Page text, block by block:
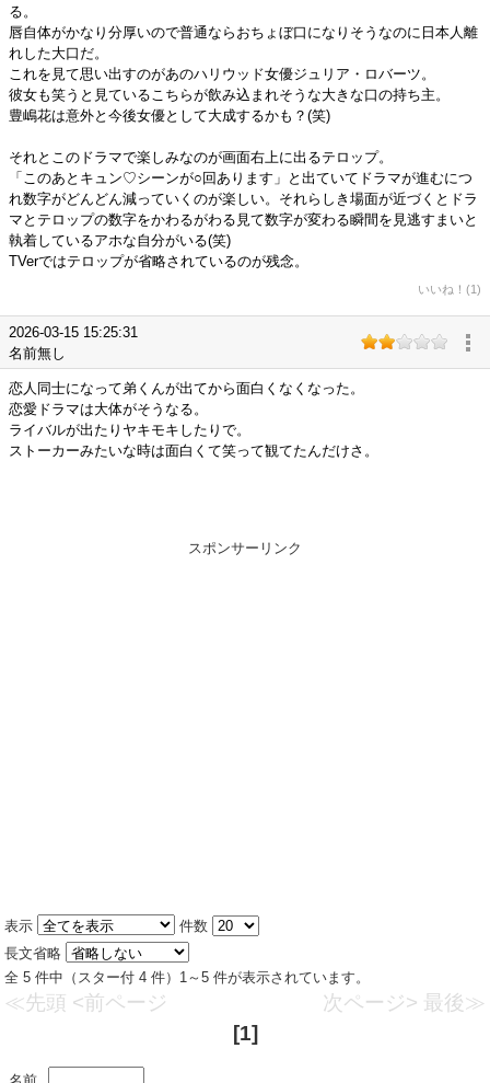
る。
唇自体がかなり分厚いので普通ならおちょぼ口になりそうなのに日本人離
れした大口だ。
これを見て思い出すのがあのハリウッド女優ジュリア・ロバーツ。
彼女も笑うと見ているこちらが飲み込まれそうな大きな口の持ち主。
豊嶋花は意外と今後女優として大成するかも？(笑)
それとこのドラマで楽しみなのが画面右上に出るテロップ。
「このあとキュン♡シーンが○回あります」と出ていてドラマが進むにつ
れ数字がどんどん減っていくのが楽しい。それらしき場面が近づくとドラ
マとテロップの数字をかわるがわる見て数字が変わる瞬間を見逃すまいと
執着しているアホな自分がいる(笑)
TVerではテロップが省略されているのが残念。
いいね！(1)
2026-03-15 15:25:31
名前無し
恋人同士になって弟くんが出てから面白くなくなった。
恋愛ドラマは大体がそうなる。
ライバルが出たりヤキモキしたりで。
ストーカーみたいな時は面白くて笑って観てたんだけさ。
スポンサーリンク
表示
件数
長文省略
全 5 件中（スター付 4 件）1～5 件が表示されています。
≪先頭 <前ページ 次ページ> 最後≫
[1]